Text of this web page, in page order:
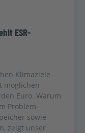
ESR-
Klimaziele
möglichen
Euro. Warum
Problem
sowie
zeigt unser